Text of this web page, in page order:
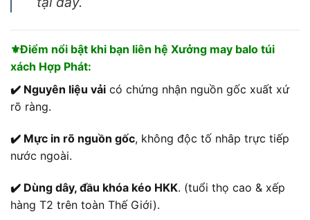
⚜️Điểm nổi bật khi bạn liên hệ Xưởng may balo túi
xách Hợp Phát:
✔️ Nguyên liệu vải có chứng nhận nguồn gốc xuất xứ
rõ ràng.
✔️ Mực in rõ nguồn gốc, không độc tố nhâp trực tiếp
nước ngoài.
✔️ Dùng dây, đầu khóa kéo HKK. (tuổi thọ cao & xếp
hàng T2 trên toàn Thế Giới).